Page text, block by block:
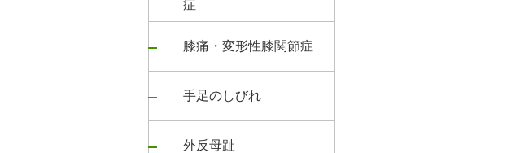
症
膝痛・変形性膝関節症
手足のしびれ
外反母趾